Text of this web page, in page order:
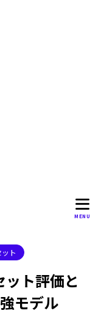
MENU
ト
ット評価と
モデル
モデルの選び方
ポイント
登場